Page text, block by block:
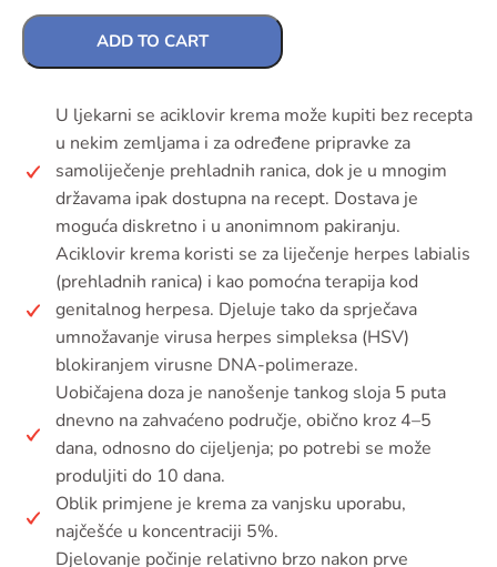
ADD TO CART
U ljekarni se aciklovir krema može kupiti bez recepta
u nekim zemljama i za određene pripravke za
samoliječenje prehladnih ranica, dok je u mnogim
državama ipak dostupna na recept. Dostava je
moguća diskretno i u anonimnom pakiranju.
Aciklovir krema koristi se za liječenje herpes labialis
(prehladnih ranica) i kao pomoćna terapija kod
genitalnog herpesa. Djeluje tako da sprječava
umnožavanje virusa herpes simpleksa (HSV)
blokiranjem virusne DNA-polimeraze.
Uobičajena doza je nanošenje tankog sloja 5 puta
dnevno na zahvaćeno područje, obično kroz 4–5
dana, odnosno do cijeljenja; po potrebi se može
produljiti do 10 dana.
Oblik primjene je krema za vanjsku uporabu,
najčešće u koncentraciji 5%.
Djelovanje počinje relativno brzo nakon prve